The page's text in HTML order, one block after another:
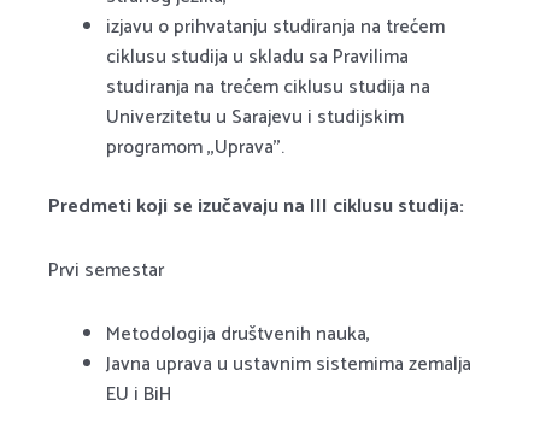
izjavu o prihvatanju studiranja na trećem
ciklusu studija u skladu sa Pravilima
studiranja na trećem ciklusu studija na
Univerzitetu u Sarajevu i studijskim
programom ,,Uprava’’.
Predmeti koji se izučavaju na III ciklusu studija:
Prvi semestar
Metodologija društvenih nauka,
Javna uprava u ustavnim sistemima zemalja
EU i BiH